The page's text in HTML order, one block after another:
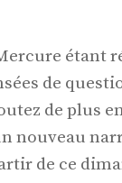
étant
de
de plus
nouveau
de ce